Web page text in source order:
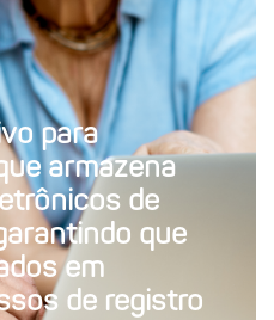
para
armazena
de
que
em
de registro